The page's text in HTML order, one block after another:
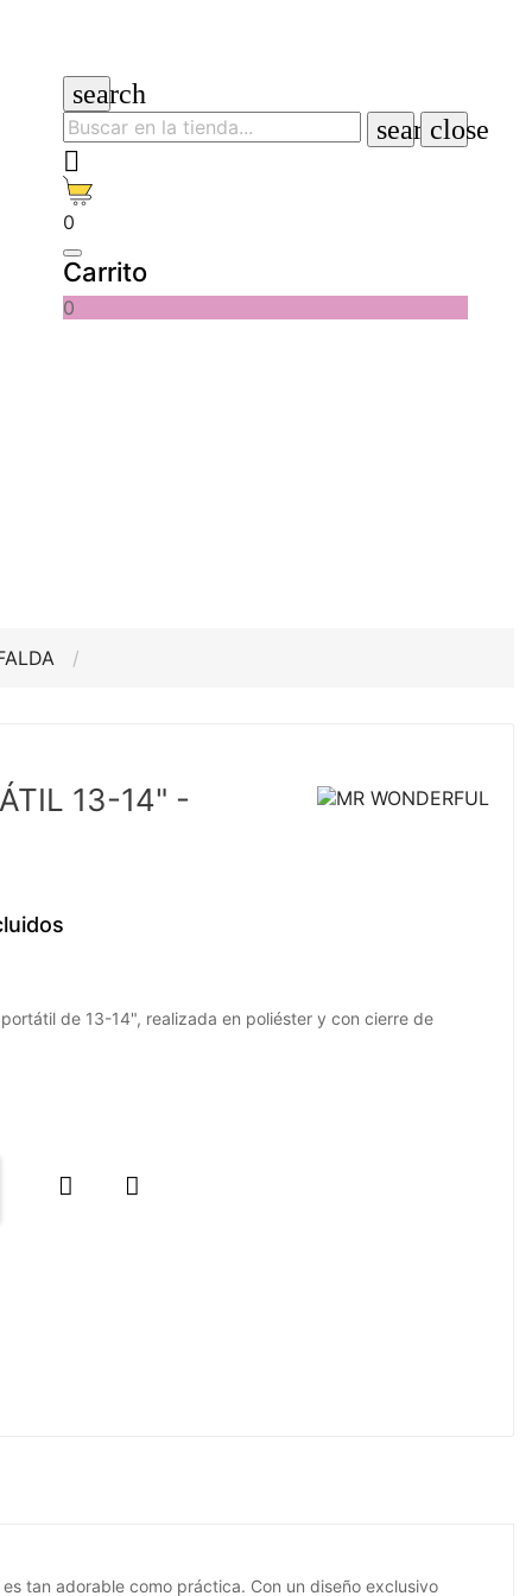
search
searchclose

0
Carrito
0
13-14" -
de 13-14", realizada en poliéster y con cierre de
 
es tan adorable como práctica. Con un diseño exclusivo